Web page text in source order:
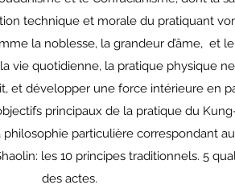
technique et morale du pratiquant
la noblesse, la grandeur d’âme, et
vie quotidienne, la pratique physique
et développer une force intérieure en
principaux de la pratique du
particulière correspondant
les 10 principes traditionnels. 5
des actes.